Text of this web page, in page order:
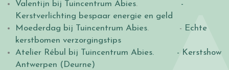
Valentijn bij Tuincentrum Abies.
-
Kerstverlichting bespaar energie en geld
Moederdag bij Tuincentrum Abies. - Echte
kerstbomen verzorgingstips
Atelier Rébul bij Tuincentrum Abies.
- Kerstshow
Antwerpen (Deurne)